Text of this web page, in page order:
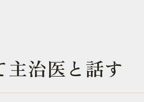
治医と話す